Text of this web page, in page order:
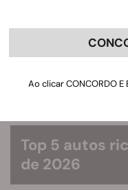
Top 5 autos
de 2026
Ao clicar CONCORDO